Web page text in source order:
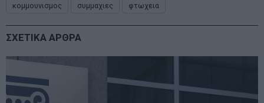
κομμουνισμος
συμμαχιες φτωχεια
ΣΧΕΤΙΚΑ ΑΡΘΡΑ